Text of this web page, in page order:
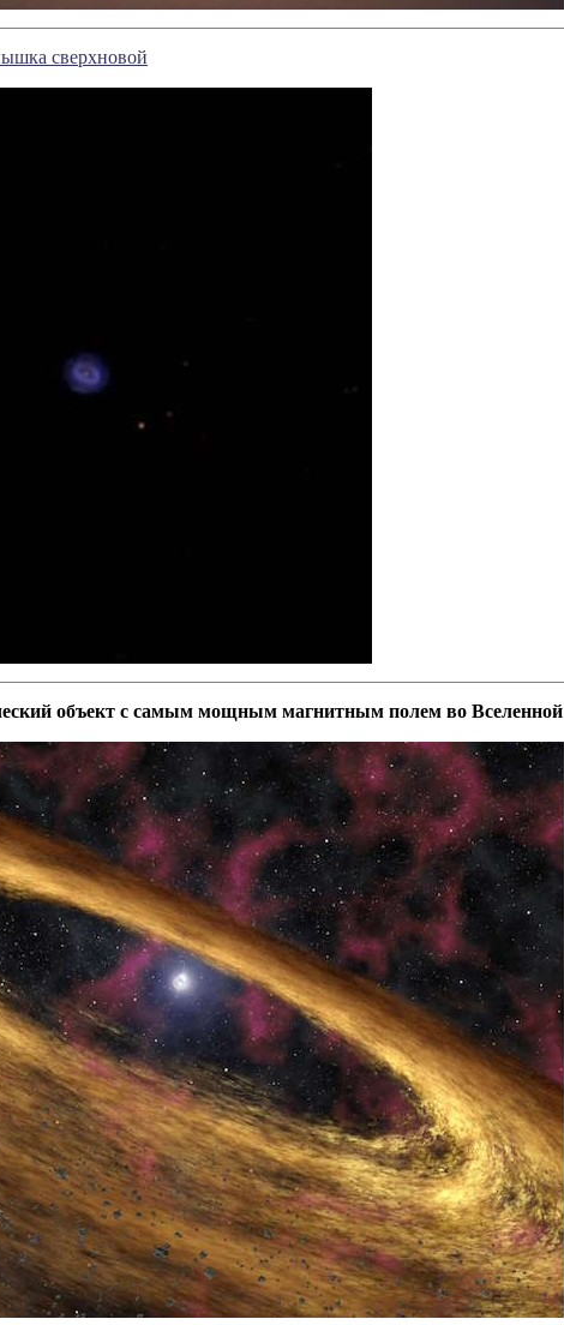
сверхновой
объект с самым мощным магнитным полем во Вселенной